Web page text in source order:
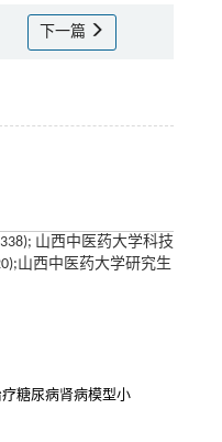
下一篇
山西中医药大学科技
山西中医药大学研究生